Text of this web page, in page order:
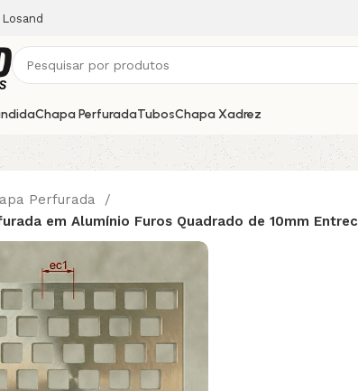
Chapa PerfuradaTubosChapa Xadrez
Perfurada
em Alumínio Furos Quadrado de 10mm